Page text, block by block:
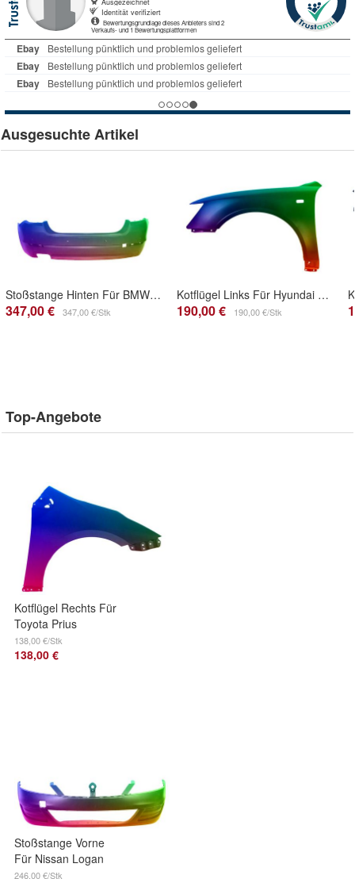
Ausgesuchte Artikel
Stoßstange Hinten Für BMW F10 2010-2017 Limousine Lackiert In Wunschfarbe PDC
347,00 € 347,00 €/Stk
Kotflügel Links Für Hyundai Sonata (NF) 2005-2008 Lackiert In Wunschfarbe
190,00 € 190,00 €/Stk
Top-Angebote
Kotflügel Rechts Für
Toyota Prius
(XW50) Ab 2019
Lackiert In
138,00 €/Stk
138,00 €
Stoßstange Vorne
Für Nissan Logan
Note (SD) 2009-
246,00 €/Stk